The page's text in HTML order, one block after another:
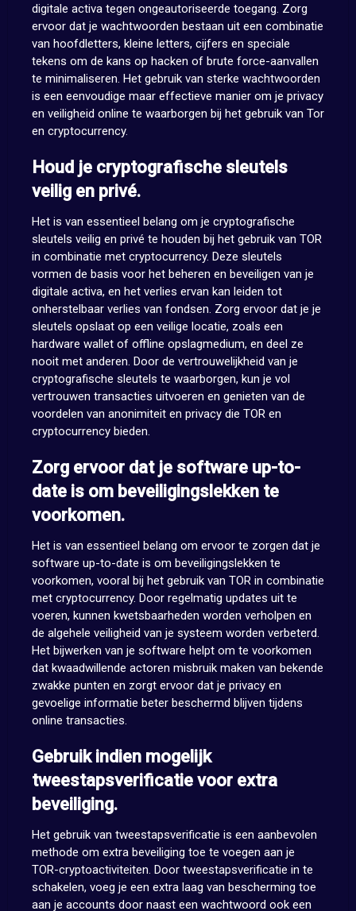
digitale activa tegen ongeautoriseerde toegang. Zorg
ervoor dat je wachtwoorden bestaan uit een combinatie
van hoofdletters, kleine letters, cijfers en speciale
tekens om de kans op hacken of brute force-aanvallen
te minimaliseren. Het gebruik van sterke wachtwoorden
is een eenvoudige maar effectieve manier om je privacy
en veiligheid online te waarborgen bij het gebruik van Tor
en cryptocurrency.
Houd je cryptografische sleutels
veilig en privé.
Het is van essentieel belang om je cryptografische
sleutels veilig en privé te houden bij het gebruik van TOR
in combinatie met cryptocurrency. Deze sleutels
vormen de basis voor het beheren en beveiligen van je
digitale activa, en het verlies ervan kan leiden tot
onherstelbaar verlies van fondsen. Zorg ervoor dat je je
sleutels opslaat op een veilige locatie, zoals een
hardware wallet of offline opslagmedium, en deel ze
nooit met anderen. Door de vertrouwelijkheid van je
cryptografische sleutels te waarborgen, kun je vol
vertrouwen transacties uitvoeren en genieten van de
voordelen van anonimiteit en privacy die TOR en
cryptocurrency bieden.
Zorg ervoor dat je software up-to-
date is om beveiligingslekken te
voorkomen.
Het is van essentieel belang om ervoor te zorgen dat je
software up-to-date is om beveiligingslekken te
voorkomen, vooral bij het gebruik van TOR in combinatie
met cryptocurrency. Door regelmatig updates uit te
voeren, kunnen kwetsbaarheden worden verholpen en
de algehele veiligheid van je systeem worden verbeterd.
Het bijwerken van je software helpt om te voorkomen
dat kwaadwillende actoren misbruik maken van bekende
zwakke punten en zorgt ervoor dat je privacy en
gevoelige informatie beter beschermd blijven tijdens
online transacties.
Gebruik indien mogelijk
tweestapsverificatie voor extra
beveiliging.
Het gebruik van tweestapsverificatie is een aanbevolen
methode om extra beveiliging toe te voegen aan je
TOR-cryptoactiviteiten. Door tweestapsverificatie in te
schakelen, voeg je een extra laag van bescherming toe
aan je accounts door naast een wachtwoord ook een